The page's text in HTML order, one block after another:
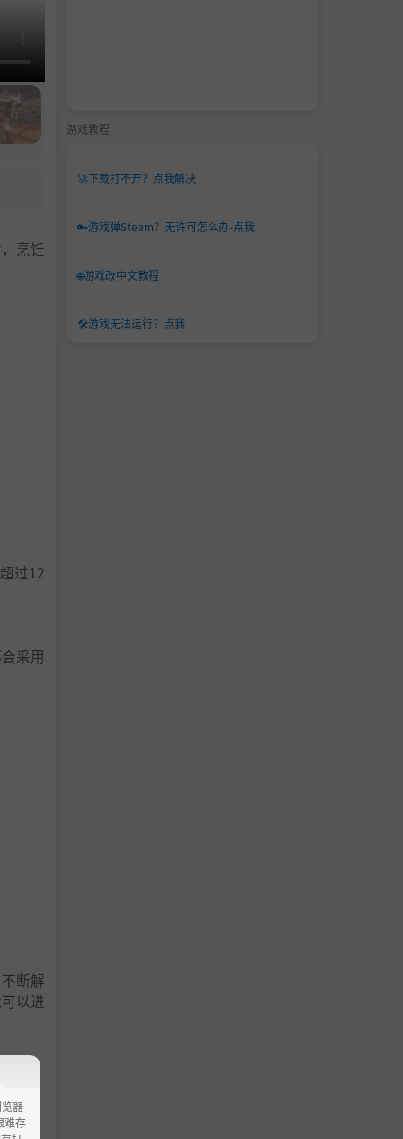
烹饪
过12
采用
断解
以进
游戏教程
🚀下载打不开？点我解决
🔑游戏弹Steam？无许可怎么办-点我
🌐游戏改中文教程
🛠️游戏无法运行？点我
器
难存